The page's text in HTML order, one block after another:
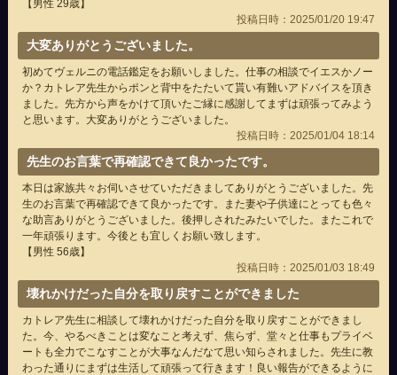
【男性 29歳】
投稿日時：2025/01/20 19:47
大変ありがとうございました。
初めてヴェルニの電話鑑定をお願いしました。仕事の相談でイエスかノー
か？カトレア先生からポンと背中をたたいて貰い有難いアドバイスを頂き
ました。先方から声をかけて頂いたご縁に感謝してまずは頑張ってみよう
と思います。大変ありがとうございました。
投稿日時：2025/01/04 18:14
先生のお言葉で再確認できて良かったです。
本日は家族共々お伺いさせていただきましてありがとうございました。先
生のお言葉で再確認できて良かったです。また妻や子供達にとっても色々
な助言ありがとうございました。後押しされたみたいでした。またこれで
一年頑張ります。今後とも宜しくお願い致します。
【男性 56歳】
投稿日時：2025/01/03 18:49
壊れかけだった自分を取り戻すことができました
カトレア先生に相談して壊れかけだった自分を取り戻すことができまし
た。今、やるべきことは変なこと考えず、焦らず、堂々と仕事もプライベ
ートも全力でこなすことが大事なんだなて思い知らされました。先生に教
わった通りにまずは生活して頑張って行きます！良い報告ができるように